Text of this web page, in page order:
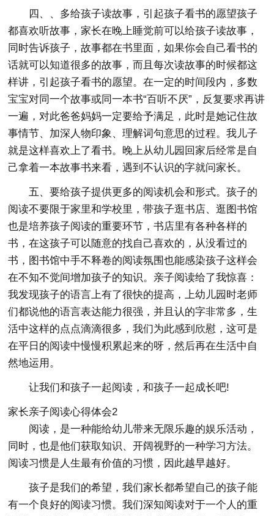
四、、多给孩子读故事，引起孩子看书的愿望孩子
都喜欢听故事，家长在晚上睡觉前可以给孩子读故事，
同时告诉孩子，故事都在书里面，如果你会自己看书的
话就可以知道很多的故事，而且每次读故事的时候都这
样讲，引起孩子看书的愿望。在一定的时间段内，多数
宝宝对同一个故事或同一本书“百听不厌”，反复要求再讲
一遍，对此爸爸妈妈一定要给予满足，此时是她记住故
事情节、加深人物印象、理解词句意思的过程。我儿子
就是这样喜欢上了看书。晚上从幼儿园回家后经常是自
己拿着一本故事书来看，遇到不认识的字就问家长。
五、要给孩子提供更多的阅读机会和形式。孩子的
阅读不要限于家里和学校里，带孩子逛书店、逛图书馆
也是培养孩子阅读的重要环节，书店里有各种各样的
书，在这孩子可以随意的找自己喜欢的，从没看过的
书，图书馆中手不释卷的阅读氛围也能感染孩子这样会
在不知不觉间增加孩子的知识。亲子阅读给了我惊喜：
我发现孩子的语言上有了很快的提高，上幼儿园时老师
们都说他的语言表达能力很强，并且认的字非常多，生
活中这样的点点滴滴很多，我们为此感到欣慰，这可是
在平日的阅读中慢慢积累起来的呀，然后再在生活中自
然地运用。
让我们和孩子一起阅读，和孩子一起成长吧!
家长亲子阅读心得体会2
阅读，是一种能给幼儿带来无限乐趣的娱乐活动，
同时，也是他们获取知识、开阔视野的一种学习方法。
阅读习惯是人生最有价值的习惯，因此越早越好。
孩子是我们的希望，我们家长都希望自己的孩子能
有一个良好的阅读习惯。我们深知阅读对于一个人的重